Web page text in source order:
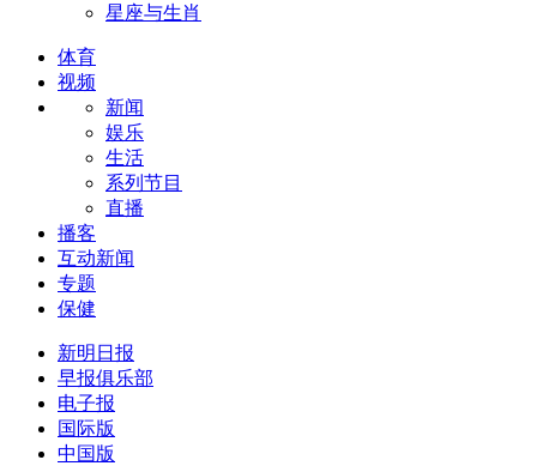
星座与生肖
体育
视频
新闻
娱乐
生活
系列节目
直播
播客
互动新闻
专题
保健
新明日报
早报俱乐部
电子报
国际版
中国版